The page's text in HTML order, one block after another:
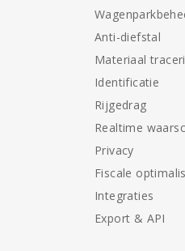
Anti-diefstal
Materiaal
Identificatie
Rijgedrag
Realtime
Privacy
Fiscale
Integraties
Export & API